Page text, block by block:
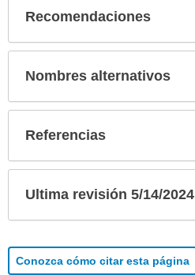
Recomendaciones
Nombres alternativos
Referencias
Ultima revisión 5/14/2024
Conozca cómo citar esta página